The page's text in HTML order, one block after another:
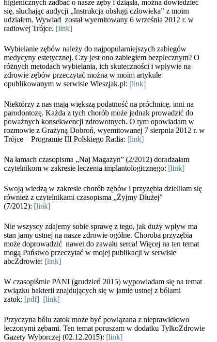
higienicznych zadbać o nasze zęby i dziąsła, można dowiedzieć
się, słuchając audycji „Instrukcja obsługi człowieka” z moim
udziałem. Wywiad został wyemitowany 6 września 2012 r. w
radiowej Trójce. [link]
Wybielanie zębów należy do najpopularniejszych zabiegów
medycyny estetycznej. Czy jest ono zabiegiem bezpiecznym? O
różnych metodach wybielania, ich skuteczności i wpływie na
zdrowie zębów przeczytać można w moim artykule
opublikowanym w serwisie Wieszjak.pl: [link]
Niektórzy z nas mają większą podatność na próchnicę, inni na
parodontozę. Każda z tych chorób może jednak prowadzić do
poważnych konsekwencji zdrowotnych. O tym opowiadam w
rozmowie z Grażyną Dobroń, wyemitowanej 7 sierpnia 2012 r. w
Trójce – Programie III Polskiego Radia: [link]
Na łamach czasopisma „Naj Magazyn” (2/2012) doradzałam
czytelnikom w zakresie leczenia implantologicznego: [link]
Swoją wiedzą w zakresie chorób zębów i przyzębia dzieliłam się
również z czytelnikami czasopisma „Żyjmy Dłużej”
(7/2012): [link]
Nie wszyscy zdajemy sobie sprawę z tego, jak duży wpływ ma
stan jamy ustnej na nasze zdrowie ogólne. Choroba przyzębia
może doprowadzić nawet do zawału serca! Więcej na ten temat
mogą Państwo przeczytać w mojej publikacji w serwisie
abcZdrowie: [link]
W czasopiśmie PANI (grudzień 2015) wypowiadam się na temat
związku bakterii znajdujących się w jamie ustnej z bólami
zatok: [pdf] [link]
Przyczyna bólu zatok może być powiązana z nieprawidłowo
leczonymi zębami. Ten temat poruszam w dodatku TylkoZdrowie
Gazety Wyborczej (02.12.2015): [link]